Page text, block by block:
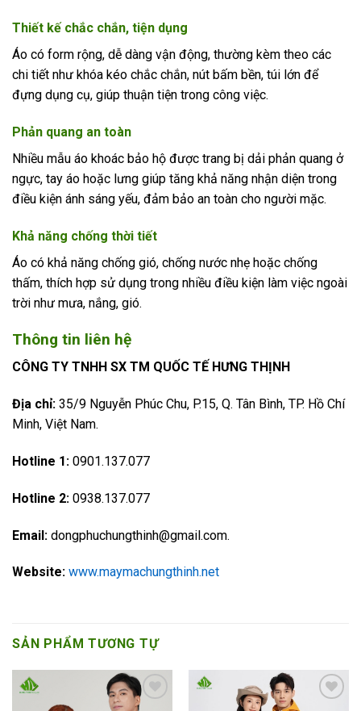
Thiết kế chắc chắn, tiện dụng
Áo có form rộng, dễ dàng vận động, thường kèm theo các
chi tiết như khóa kéo chắc chắn, nút bấm bền, túi lớn để
đựng dụng cụ, giúp thuận tiện trong công việc.
Phản quang an toàn
Nhiều mẫu áo khoác bảo hộ được trang bị dải phản quang ở
ngực, tay áo hoặc lưng giúp tăng khả năng nhận diện trong
điều kiện ánh sáng yếu, đảm bảo an toàn cho người mặc.
Khả năng chống thời tiết
Áo có khả năng chống gió, chống nước nhẹ hoặc chống
thấm, thích hợp sử dụng trong nhiều điều kiện làm việc ngoài
trời như mưa, nắng, gió.
Thông tin liên hệ
CÔNG TY TNHH SX TM QUỐC TẾ HƯNG THỊNH
Địa chỉ: 35/9 Nguyễn Phúc Chu, P.15, Q. Tân Bình, TP. Hồ Chí
Minh, Việt Nam.
Hotline 1: 0901.137.077
Hotline 2: 0938.137.077
Email: dongphuchungthinh@gmail.com.
Website: www.maymachungthinh.net
SẢN PHẨM TƯƠNG TỰ